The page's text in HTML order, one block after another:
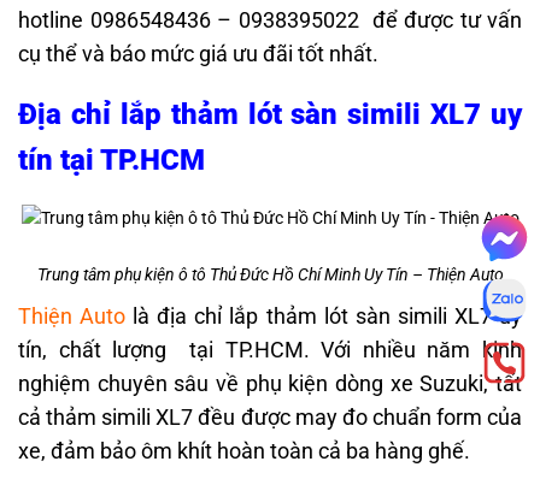
hotline 0986548436 – 0938395022 để được tư vấn
cụ thể và báo mức giá ưu đãi tốt nhất.
Địa chỉ lắp thảm lót sàn simili XL7 uy
tín tại TP.HCM
Trung tâm phụ kiện ô tô Thủ Đức Hồ Chí Minh Uy Tín – Thiện Auto
Thiện Auto là địa chỉ lắp thảm lót sàn simili XL7 uy
tín, chất lượng tại TP.HCM. Với nhiều năm kinh
nghiệm chuyên sâu về phụ kiện dòng xe Suzuki, tất
cả thảm simili XL7 đều được may đo chuẩn form của
xe, đảm bảo ôm khít hoàn toàn cả ba hàng ghế.